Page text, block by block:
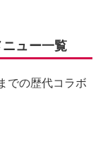
ュー一覧
での歴代コラボ